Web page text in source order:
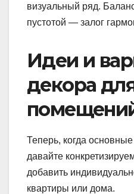
визуальный ряд.
пустотой — залог
Идеи и
декора
Теперь, когда
давайте
добавить
квартиры или дома.